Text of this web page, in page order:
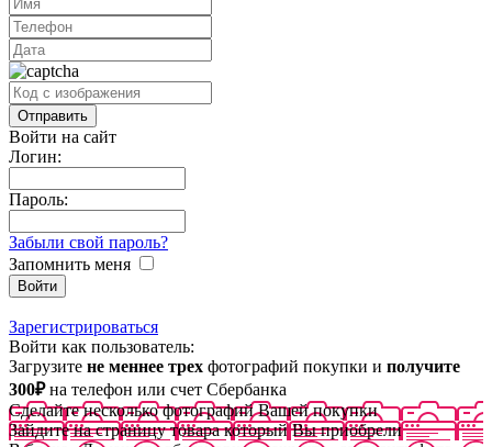
Войти на сайт
Логин:
Пароль:
Забыли свой пароль?
Запомнить меня
Зарегистрироваться
Войти как пользователь:
Загрузите не меннее трех фотографий покупки и получите
300₽на телефон или счет Сбербанка
Сделайте несколько фотографий Вашей покупки
Зайдите на страницу товара который Вы приобрели